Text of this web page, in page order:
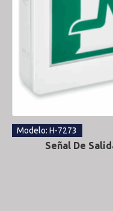
Modelo: H-7273
Señal De